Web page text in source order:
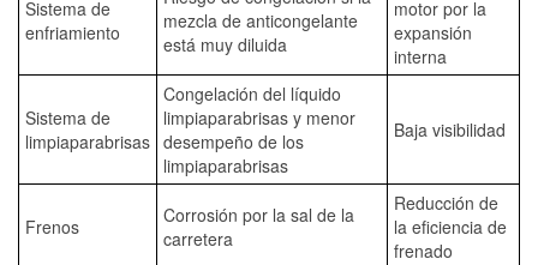
Sistema de
enfriamiento
mezcla de anticongelante
está muy diluida
motor por la
expansión
interna
Sistema de
limpiaparabrisas
Congelación del líquido
limpiaparabrisas y menor
desempeño de los
limpiaparabrisas
Baja visibilidad
Frenos
Corrosión por la sal de la
carretera
Reducción de
la eficiencia de
frenado